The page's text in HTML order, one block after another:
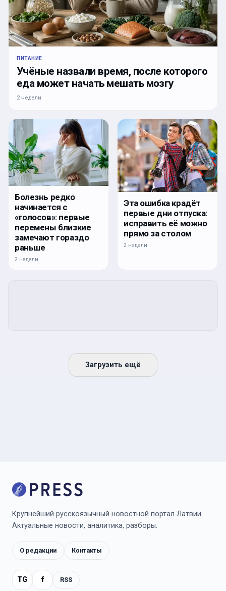
ПИТАНИЕ
Учёные назвали время, после которого
еда может начать мешать мозгу
2 недели
Болезнь редко
начинается с
«голосов»: первые
перемены близкие
замечают гораздо
раньше
2 недели
Эта ошибка крадёт
первые дни отпуска:
исправить её можно
прямо за столом
2 недели
Загрузить ещё
Крупнейший русскоязычный новостной портал Латвии.
Актуальные новости, аналитика, разборы.
О редакции Контакты
TG f RSS